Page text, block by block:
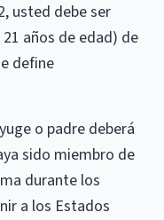
usted debe ser
años de edad) de
define
o padre deberá
sido miembro de
durante los
a los Estados